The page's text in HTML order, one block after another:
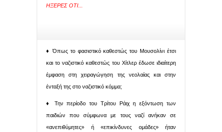
ΉΞΕΡΕΣ ΟΤΙ...
♦ Όπως το φασιστικό καθεστώς του Μουσολίνι έτσι
και το ναζιστικό καθεστώς του Χίτλερ έδωσε ιδιαίτερη
έμφαση στη χειραγώγηση της νεολαίας και στην
ένταξή της στο ναζιστικό κόμμα;
♦ Την περίοδο του Τρίτου Ράιχ η εξόντωση των
παιδιών που σύμφωνα με τους ναζί ανήκαν σε
«ανεπιθύμητες» ή «επικίνδυνες ομάδες» ήταν